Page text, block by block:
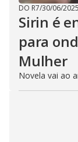
DO R7/30/06/2025
Sirin é
para
Mulher
Novela vai ao